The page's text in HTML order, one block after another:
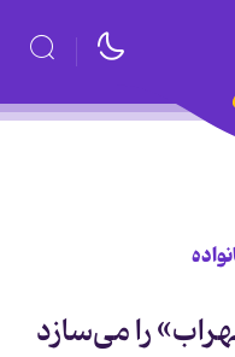
را می‌سازد